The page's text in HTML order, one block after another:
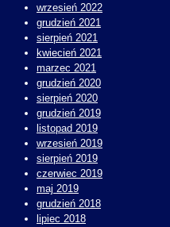
wrzesień 2022
grudzień 2021
sierpień 2021
kwiecień 2021
marzec 2021
grudzień 2020
sierpień 2020
grudzień 2019
listopad 2019
wrzesień 2019
sierpień 2019
czerwiec 2019
maj 2019
grudzień 2018
lipiec 2018